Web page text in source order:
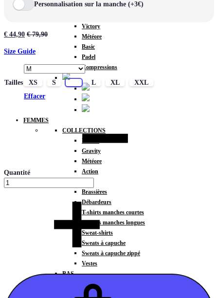
Miami
Victory
Météore
Basic
Padel
Compressions
FEMMES
COLLECTIONS
Fitness
Gravity
Météore
Action
Brassières
Débardeurs
T-shirts manches courtes
T-shirts manches longues
Sweat-shirts
Sweats à capuche
Sweats à capuche zippé
Vestes
BAS
Jupes
Shorts
Personnalisation sur la manche (+3€)
€ 44,90 €79,90
Size Guide
Tailles XS S L XL
XXL
Effacer
Quantité